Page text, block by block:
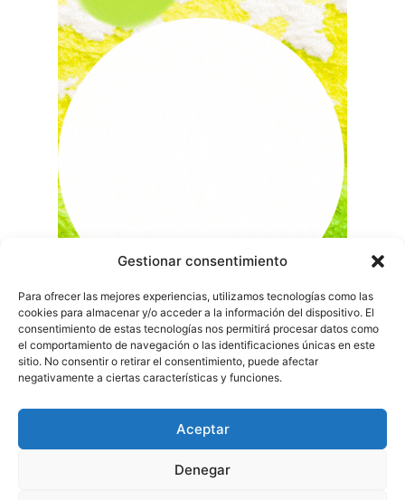
Gestionar consentimiento
Para ofrecer las mejores experiencias, utilizamos tecnologías como las
cookies para almacenar y/o acceder a la información del dispositivo. El
consentimiento de estas tecnologías nos permitirá procesar datos como
el comportamiento de navegación o las identificaciones únicas en este
sitio. No consentir o retirar el consentimiento, puede afectar
negativamente a ciertas características y funciones.
Aceptar
Denegar